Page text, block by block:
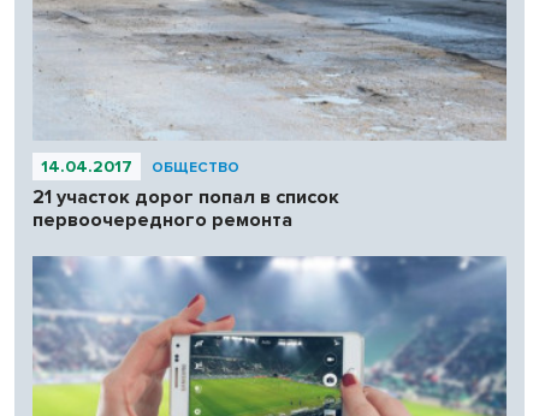
14.04.2017 ОБЩЕСТВО
21 участок дорог попал в список
первоочередного ремонта